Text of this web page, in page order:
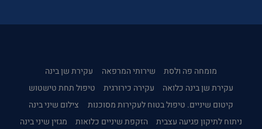
מומחה פה ולסת שירותי המרפאה
עקירת שן בינה
עקירת שן בינה כלואה
עקירה כירורגית
טיפול תחת טישטוש
קיטום שיניים. טיפול בטוח לעקירות מסוכנות
צילום שיני בינה
ניתוח לתיקון פגיעה עצבית
הזקפת שיניים כלואות
מגזין שיני בינה